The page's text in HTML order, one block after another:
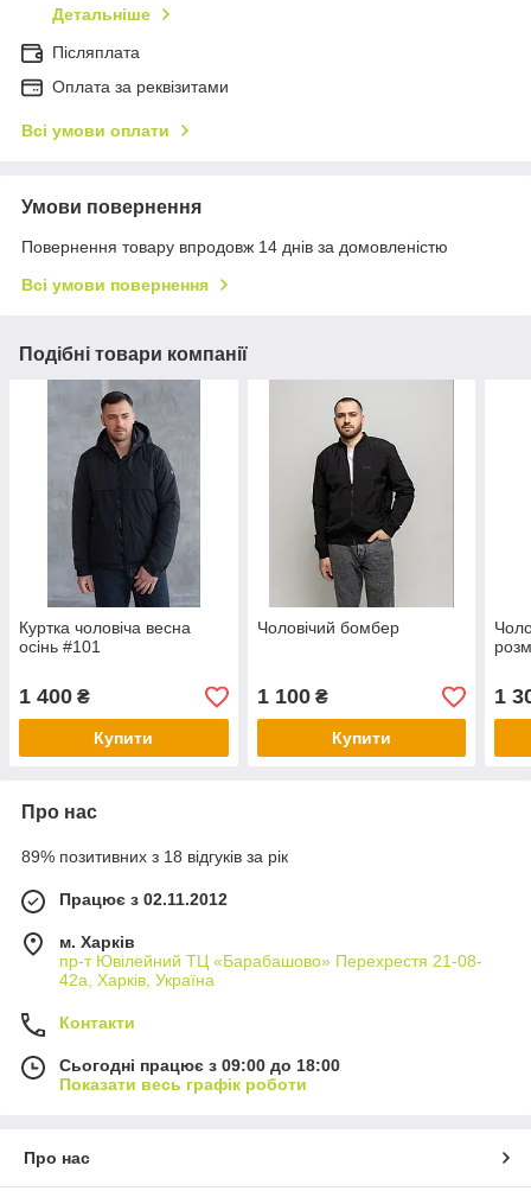
Детальніше
Післяплата
Оплата за реквізитами
Всі умови оплати
Умови повернення
Повернення товару впродовж 14 днів за домовленістю
Всі умови повернення
Подібні товари компанії
Куртка чоловіча весна
осінь #101
1 400 ₴
Купити
Чоловічий бомбер
1 100₴
Купити
1
Про нас
89% позитивних з 18 відгуків за рік
Працює з 02.11.2012
м. Харків
пр-т Ювілейний ТЦ «Барабашово» Перехрестя 21-08-
42а, Харків, Україна
Контакти
Сьогодні працює з 09:00 до 18:00
Показати весь графік роботи
Про нас